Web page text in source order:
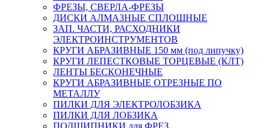
ФРЕЗЫ, СВЕРЛА-ФРЕЗЫ
ДИСКИ АЛМАЗНЫЕ СПЛОШНЫЕ
ЗАП. ЧАСТИ, РАСХОДНИКИ
ЭЛЕКТРОИНСТРУМЕНТОВ
КРУГИ АБРАЗИВНЫЕ 150 мм (под липучку)
КРУГИ ЛЕПЕСТКОВЫЕ ТОРЦЕВЫЕ (КЛТ)
ЛЕНТЫ БЕСКОНЕЧНЫЕ
КРУГИ АБРАЗИВНЫЕ ОТРЕЗНЫЕ ПО
МЕТАЛЛУ
ПИЛКИ ДЛЯ ЭЛЕКТРОЛОБЗИКА
ПИЛКИ ДЛЯ ЛОБЗИКА
ПОДШИПНИКИ для ФРЕЗ